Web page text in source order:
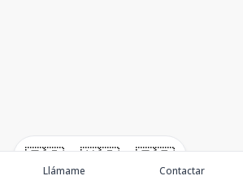
🇪🇸 🇺🇸 🇫🇷
Llámame Contactar